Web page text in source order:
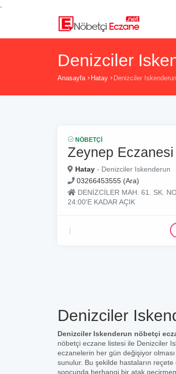
Denizciler
Anasayfa Hatay Denizciler Iskenderun
NÖBETÇI
Zeynep Eczanesi
Hatay - Denizciler Iskenderun
03266453555 (Ara)
DENİZCİLER MAH. 61. SK.
24:00'E KADAR AÇIK
Denizciler
Denizciler Iskenderun nöbetçi
nöbetçi eczane listesi ile Denizciler
eczanelerin her gün değişiyor
sunulur. Bu şekilde hastaların reçete
soncunda herhangi bir atak